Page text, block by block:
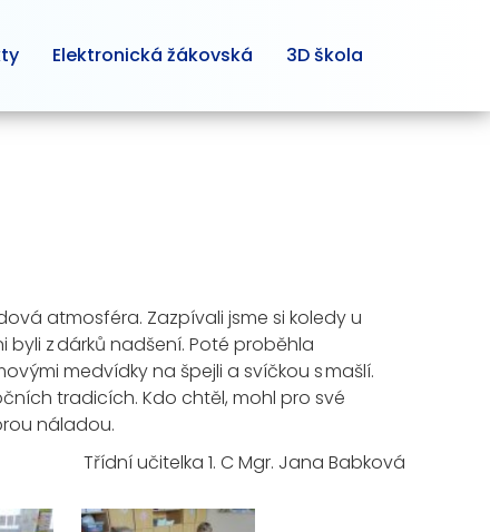
Elektronická žákovská 3D škola
atmosféra. Zazpívali jsme si koledy u
byli z dárků nadšení. Poté proběhla
medvídky na špejli a svíčkou s mašlí.
tradicích. Kdo chtěl, mohl pro své
náladou.
Třídníučitelka 1. C Mgr. Jana Babková